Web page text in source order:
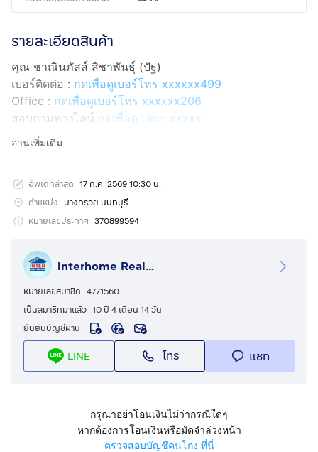
รายละเอียดสินค้า
คุณ ชาณินภัสส์ สิชาพันธุ์ (ปัฐ)
เบอร์ติดต่อ : กดเพื่อดูเบอร์โทร xxxxxx499
Office : กดเพื่อดูเบอร์โทร xxxxxx206
สอบถามทางไลน์ กดเพื่อดู Line: xxxxx
Line ID: @interhome
ขนาด 75 ตร.ว.
ที่ตั้ง : หมู่บ้านสีวลี ราชพฤกษ์ ถ.ราชพฤกษ์ บางกรวย นนทบุรี
รายละเอียด
ใกล้เซ็นทรัล เวสต์เกต เดอะคริสตัลราชพฤกษ์ เดอะวอล์ครา
ชพฤกษ์ โฮมโปรราชพฤกษ์
หมู่บ้านสีวลี ราชพฤกษ์ ( Siwalee Ratchaphruek ) ขายบ้าน
เดี่ยว 2 ชั้น
ขายบ้านเดี่ยว 2 ชั้น ถนนราชพฤกษ์ ตำบลบางขุนกอง อำเภอ
สูง 2 ชั้น 3 นอน 3 น้ำ 1 ครัว
มีที่จอดรถ 2 คัน แอร์ 4 ตัว
อ่านเพิ่มเติม
อัพเดทล่าสุด 17 ก.ค. 2569 10:30 น.
ตำแหน่ง บางกรวย นนทบุรี
หมายเลขประกาศ 370899594
Interhome Realty Estate
หมายเลขสมาชิก 4771560
เป็นสมาชิกมาแล้ว 10 ปี 4 เดือน 14 วัน
ยืนยันบัญชีผ่าน
LINE โทร แชท
กรุณาอย่าโอนเงินไม่ว่ากรณีใดๆ
หากต้องการโอนเงินหรือมัดจำล่วงหน้า
ตรวจสอบบัญชีคนโกง ที่นี่